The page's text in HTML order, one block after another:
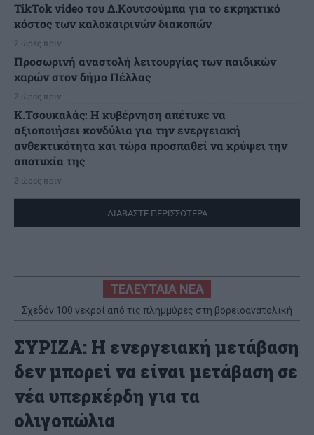
TikTok video του Δ.Κουτσούμπα για το εκρηκτικό
κόστος των καλοκαιρινών διακοπών
2 ώρες πριν
Προσωρινή αναστολή λειτουργίας των παιδικών
χαρών στον δήμο Πέλλας
2 ώρες πριν
Κ.Τσουκαλάς: Η κυβέρνηση απέτυχε να
αξιοποιήσει κονδύλια για την ενεργειακή
ανθεκτικότητα και τώρα προσπαθεί να κρύψει την
αποτυχία της
2 ώρες πριν
ΔΙΑΒΑΣΤΕ ΠΕΡΙΣΣΟΤΕΡΑ